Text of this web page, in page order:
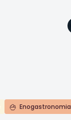
Enogastronomia